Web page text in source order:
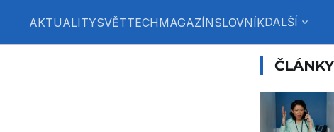
AKTUALITYSVĚTTECHMAGAZÍNSLOVNÍKDALŠÍ expand_more
ČLÁNKY